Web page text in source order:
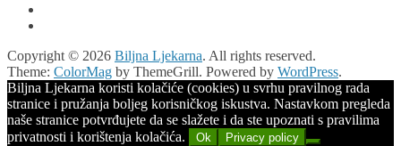
Copyright © 2026 Biljna Ljekarna. All rights reserved.
Theme: ColorMag by ThemeGrill. Powered by WordPress.
Biljna Ljekarna koristi kolačiće (cookies) u svrhu pravilnog rada
stranice i pružanja boljeg korisničkog iskustva. Nastavkom pregleda
naše stranice potvrđujete da se slažete i da ste upoznati s pravilima
privatnosti i korištenja kolačića.
Ok Privacy policy